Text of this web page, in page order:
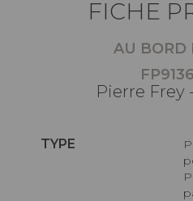
FICHE
AU BORD
Pierre Frey
TYPE
Papier peints imprimés